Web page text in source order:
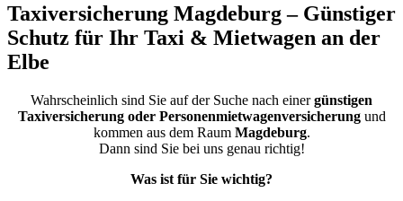
Taxiversicherung Magdeburg – Günstiger
Schutz für Ihr Taxi & Mietwagen an der
Elbe
Wahrscheinlich sind Sie auf der Suche nach einergünstigen
Taxiversicherung oder Personenmietwagenversicherungund
kommen aus dem Raum Magdeburg.
Dann sind Sie bei uns genau richtig!
Was ist für Sie wichtig?